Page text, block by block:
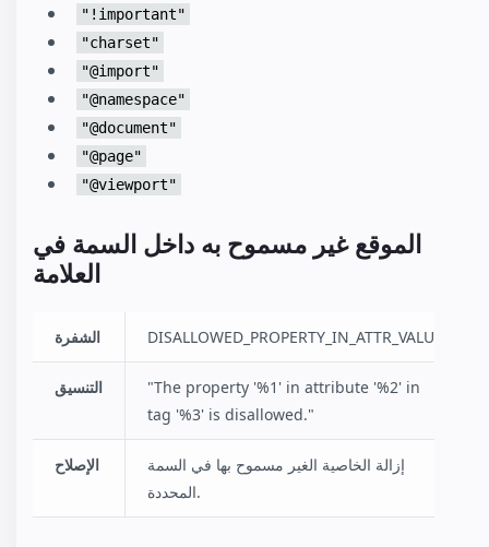
"!important"
"charset"
"@import"
"@namespace"
"@document"
"@page"
"@viewport"
الموقع غير مسموح به داخل السمة في
العلامة
الشفرة DISALLOWED_PROPERTY_IN_ATTR_VALUE
التنسيق
"The property '%1' in attribute '%2' in
tag '%3' is disallowed."
الإصلاح
إزالة الخاصية الغير مسموح بها في السمة
المحددة.